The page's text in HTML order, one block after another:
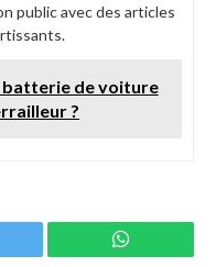
public avec des articles
batterie de voiture
?
WhatsApp